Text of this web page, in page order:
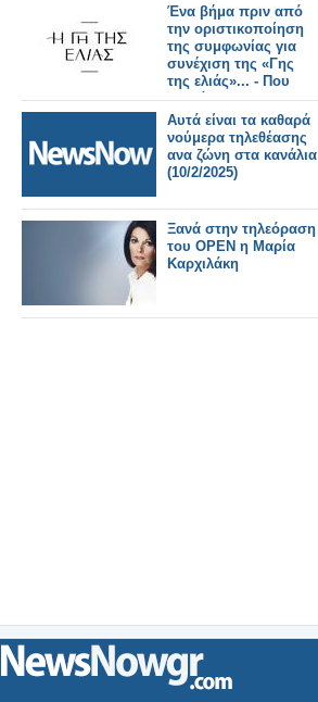
Ένα βήμα πριν από
την οριστικοποίηση
της συμφωνίας για
συνέχιση της «Γης
της ελιάς»... - Που
κολλάει;
Αυτά είναι τα καθαρά
νούμερα τηλεθέασης
ανα ζώνη στα κανάλια
(10/2/2025)
Ξανά στην τηλεόραση
του ΟΡΕΝ η Μαρία
Καρχιλάκη